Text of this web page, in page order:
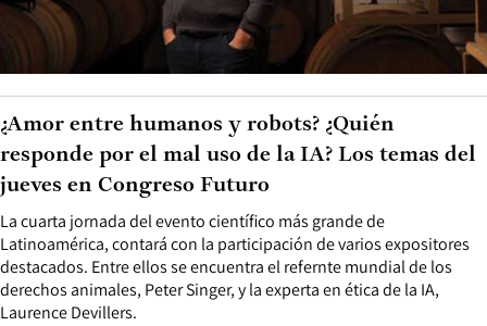
La cuarta jornada del evento científico más grande de
Latinoamérica, contará con la participación de varios expositores
destacados. Entre ellos se encuentra el refernte mundial de los
derechos animales, Peter Singer, y la experta en ética de la IA,
Laurence Devillers.
¿Amor entre humanos y robots? ¿Quién
responde por el mal uso de la IA? Los temas del
jueves en Congreso Futuro